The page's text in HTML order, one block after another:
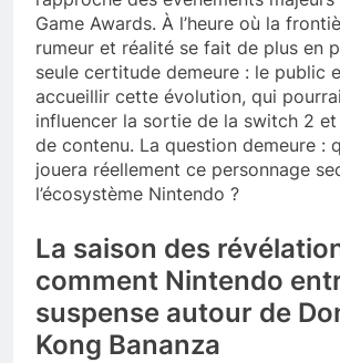
Game Awards. À l’heure où la
rumeur et réalité se fait de plus en
seule certitude demeure : le public
accueillir cette évolution, qui
influencer la sortie de la switch 2
de contenu. La question demeure :
jouera réellement ce personnage
l’écosystème Nintendo ?
La saison des
comment Nintendo
suspense autour de
Kong Bananza